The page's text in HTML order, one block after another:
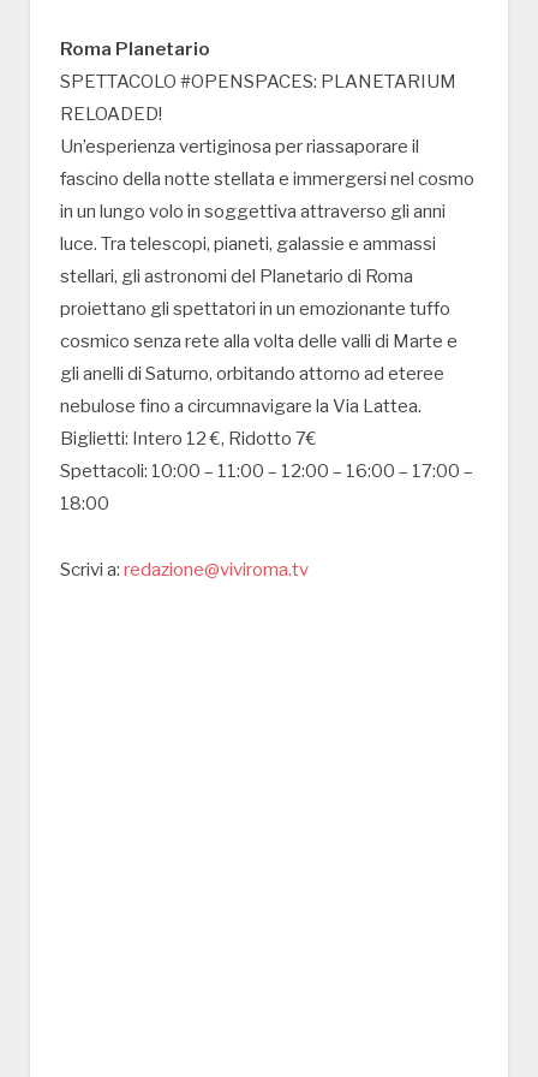
Roma Planetario
SPETTACOLO #OPENSPACES: PLANETARIUM
RELOADED!
Un’esperienza vertiginosa per riassaporare il
fascino della notte stellata e immergersi nel cosmo
in un lungo volo in soggettiva attraverso gli anni
luce. Tra telescopi, pianeti, galassie e ammassi
stellari, gli astronomi del Planetario di Roma
proiettano gli spettatori in un emozionante tuffo
cosmico senza rete alla volta delle valli di Marte e
gli anelli di Saturno, orbitando attorno ad eteree
nebulose fino a circumnavigare la Via Lattea.
Biglietti: Intero 12 €, Ridotto 7€
Spettacoli: 10:00 – 11:00 – 12:00 – 16:00 – 17:00 –
18:00
Scrivi a: redazione@viviroma.tv